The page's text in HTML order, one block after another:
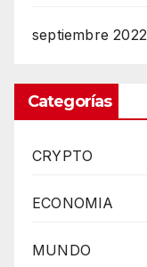
septiembre 2022
Categorías
CRYPTO
ECONOMIA
MUNDO